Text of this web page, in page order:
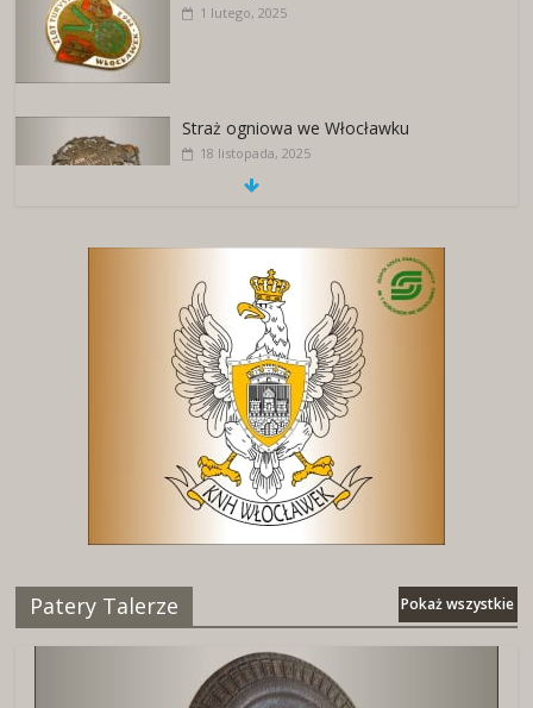
1 lutego, 2025
Straż ogniowa we Włocławku
18 listopada, 2025
Patery Talerze Pokaż wszystkie